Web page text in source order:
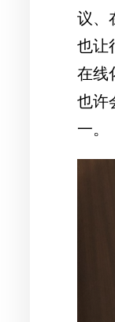
议、
也让
在线
也许
一。